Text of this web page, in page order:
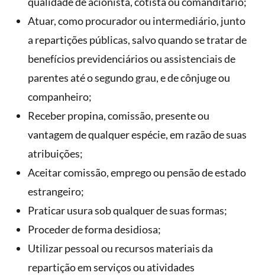
Atuar, como procurador ou intermediário, junto
a repartições públicas, salvo quando se tratar de
benefícios previdenciários ou assistenciais de
parentes até o segundo grau, e de cônjuge ou
companheiro;
Receber propina, comissão, presente ou
vantagem de qualquer espécie, em razão de suas
atribuições;
Aceitar comissão, emprego ou pensão de estado
estrangeiro;
Praticar usura sob qualquer de suas formas;
Proceder de forma desidiosa;
Utilizar pessoal ou recursos materiais da
repartição em serviços ou atividades